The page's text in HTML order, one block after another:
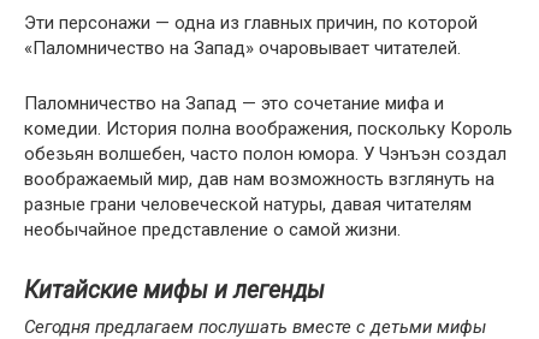
Эти персонажи — одна из главных причин, по которой
«Паломничество на Запад» очаровывает читателей.
Паломничество на Запад — это сочетание мифа и
комедии. История полна воображения, поскольку Король
обезьян волшебен, часто полон юмора. У Чэнъэн создал
воображаемый мир, дав нам возможность взглянуть на
разные грани человеческой натуры, давая читателям
необычайное представление о самой жизни.
Китайские мифы и легенды
Сегодня предлагаем послушать вместе с детьми мифы